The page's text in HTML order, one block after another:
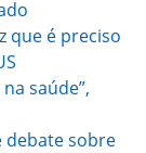
que é preciso
saúde”,
debate sobre